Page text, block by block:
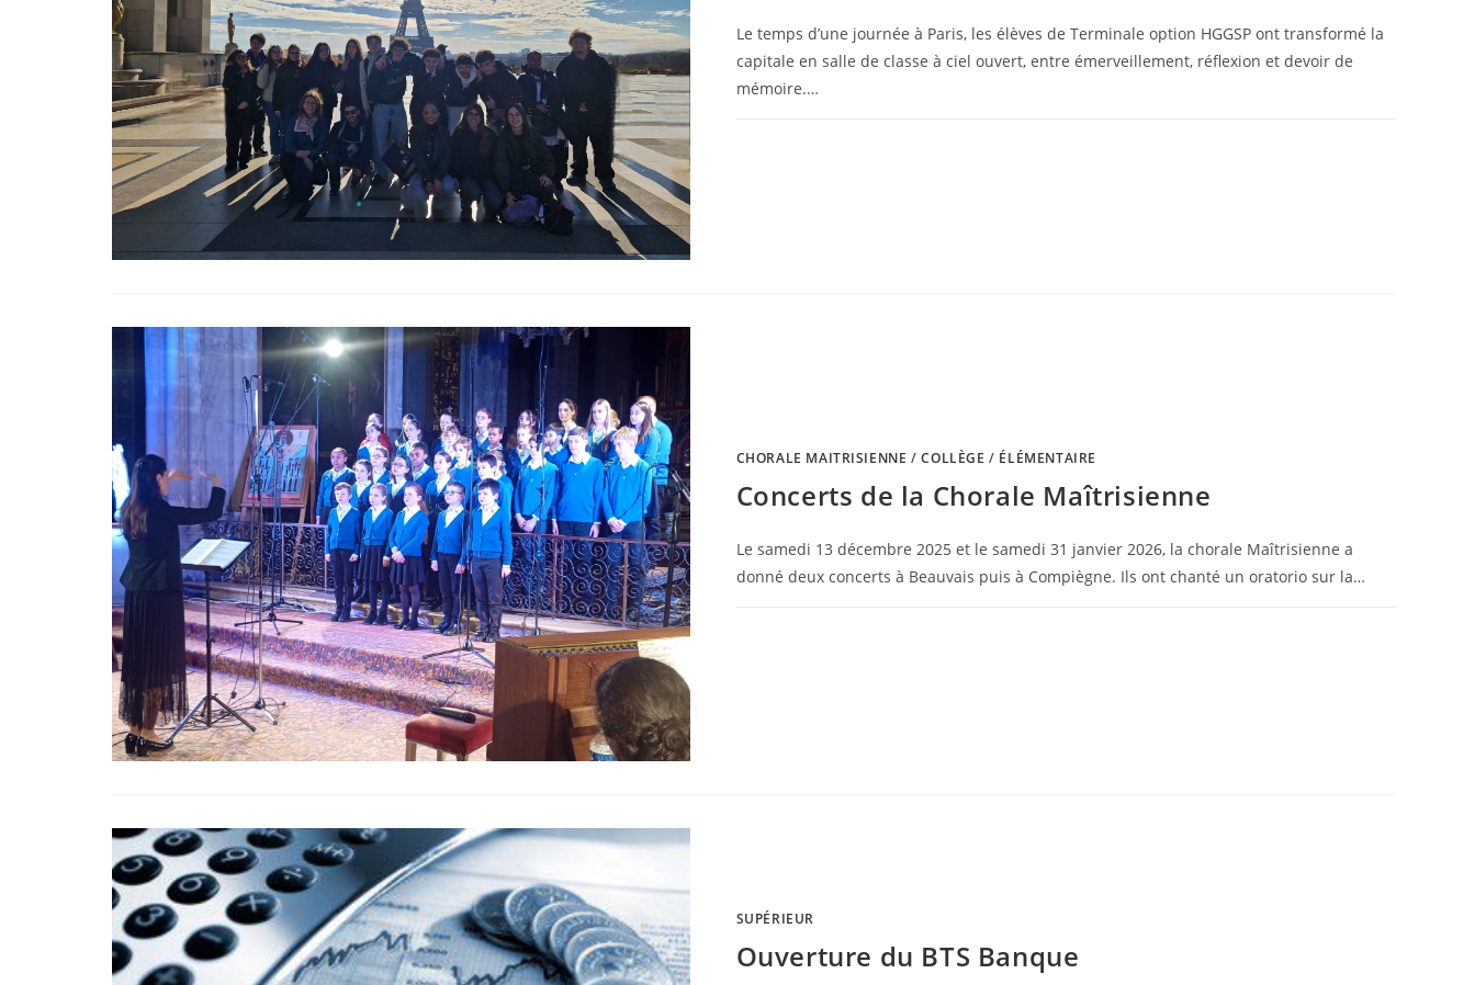
Le temps d’une journée à Paris, les élèves de Terminale option HGGSP ont transformé la
capitale en salle de classe à ciel ouvert, entre émerveillement, réflexion et devoir de
mémoire.…
CHORALE MAITRISIENNE /COLLÈGE / ÉLÉMENTAIRE
Concerts de la Chorale Maîtrisienne
Le samedi 13 décembre 2025 et le samedi 31 janvier 2026, la chorale Maîtrisienne a
donné deux concerts à Beauvais puis à Compiègne. Ils ont chanté un oratorio sur la…
SUPÉRIEUR
Ouverture du BTS Banque